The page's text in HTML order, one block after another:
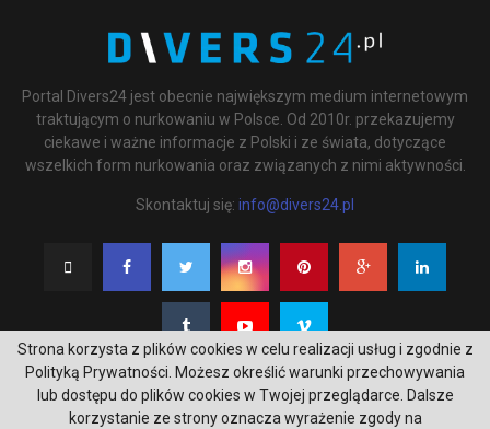
Portal Divers24 jest obecnie największym medium internetowym
traktującym o nurkowaniu w Polsce. Od 2010r. przekazujemy
ciekawe i ważne informacje z Polski i ze świata, dotyczące
wszelkich form nurkowania oraz związanych z nimi aktywności.
Skontaktuj się: info@divers24.pl
Strona korzysta z plików cookies w celu realizacji usług i zgodnie z
Polityką Prywatności. Możesz określić warunki przechowywania
lub dostępu do plików cookies w Twojej przeglądarce. Dalsze
korzystanie ze strony oznacza wyrażenie zgody na